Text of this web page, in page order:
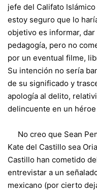
jefe del Califato
estoy seguro que lo
objetivo es informar,
pedagogía, pero no
por un eventual filme,
Su intención no sería
de su significado y
apología al delito,
delincuente en un
No creo que Sean
Kate del Castillo sea
Castillo han cometido
entrevistar a un
mexicano (por cierto